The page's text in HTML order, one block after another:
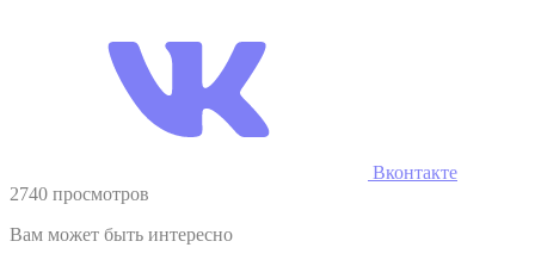
Вконтакте
2740 просмотров
Вам может быть интересно